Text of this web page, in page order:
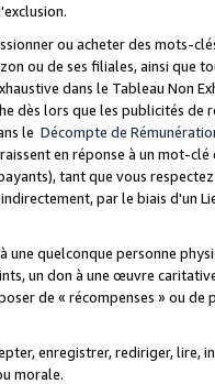
ou acheter des mots-
ou de ses filiales, ainsi que
dans le Tableau Non
dès lors que les publicités de
le Décompte de
en réponse à un mot-
tant que vous
par le biais d'un
une quelconque personne
un don à une œuvre
de « récompenses » ou
enregistrer, rediriger,
morale.